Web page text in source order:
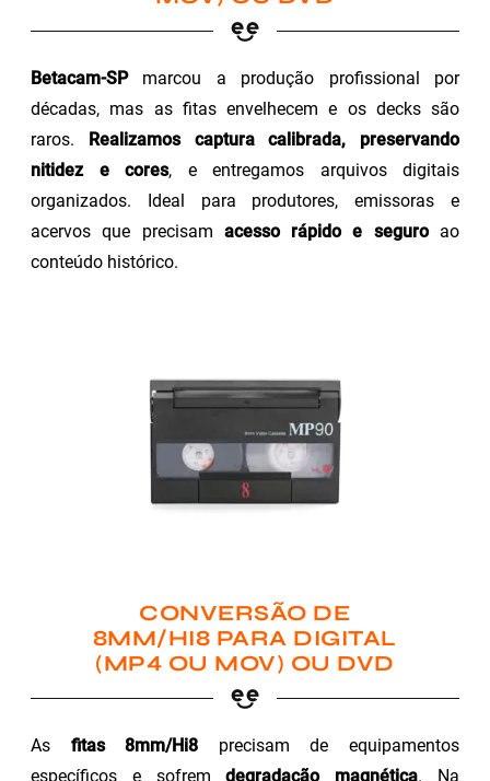
Betacam-SPmarcou a produção profissional por
décadas, mas as fitas envelhecem e os decks são
raros.
Realizamos captura calibrada, preservando
nitidez e cores, e entregamos arquivos digitais
organizados. Ideal para produtores, emissoras e
acervos que precisam acesso rápido e seguroao
conteúdo histórico.
CONVERSÃO DE
8MM/HI8 PARA DIGITAL
(MP4 OU MOV) OU DVD
As fitas 8mm/Hi8 precisam de equipamentos
específicos e sofremdegradação magnética. Na